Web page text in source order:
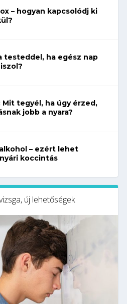
– hogyan kapcsolódj ki
testeddel, ha egész nap
Mit tegyél, ha úgy érzed,
jobb a nyara?
– ezért lehet
koccintás
új lehetőségek